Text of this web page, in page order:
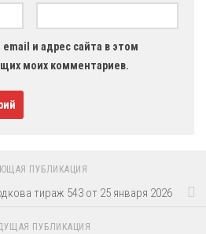
и адрес сайта в этом
моих комментариев.
ПУБЛИКАЦИЯ
тираж 543 от 25 января 2026
ПУБЛИКАЦИЯ